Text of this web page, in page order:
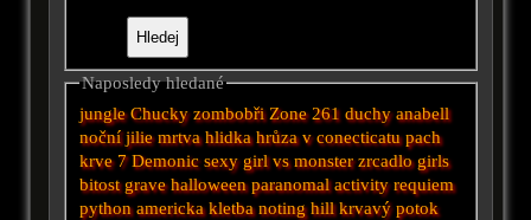
Naposledy hledané
jungle Chucky zombobři Zone 261 duchy anabell
nočníjilie mrtva hlidka hrůza v conecticatu pach
krve 7 Demonic sexy girl vs monster zrcadlo girls
bitost grave halloween paranomal activity requiem
python americka kletba noting hill krvavý potok